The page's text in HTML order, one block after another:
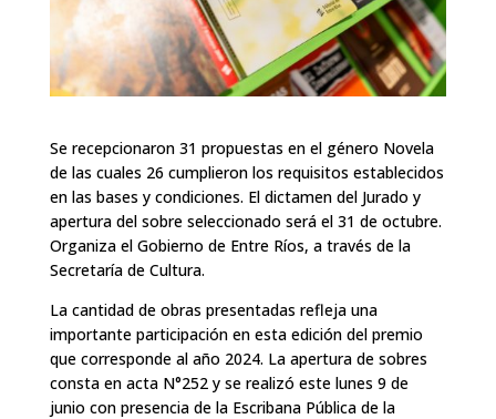
Se recepcionaron 31 propuestas en el género Novela
de las cuales 26 cumplieron los requisitos establecidos
en las bases y condiciones. El dictamen del Jurado y
apertura del sobre seleccionado será el 31 de octubre.
Organiza el Gobierno de Entre Ríos, a través de la
Secretaría de Cultura.
La cantidad de obras presentadas refleja una
importante participación en esta edición del premio
que corresponde al año 2024. La apertura de sobres
consta en acta N°252 y se realizó este lunes 9 de
junio con presencia de la Escribana Pública de la